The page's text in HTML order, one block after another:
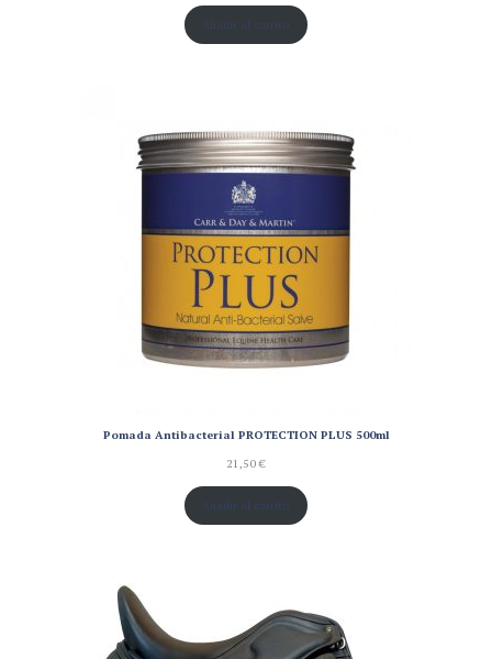
Añadir al carrito
Pomada Antibacterial PROTECTION PLUS 500ml
21,50€
Añadir al carrito